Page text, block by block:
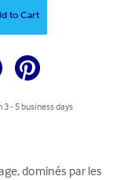
to Cart
- 5 business days
dominés par les